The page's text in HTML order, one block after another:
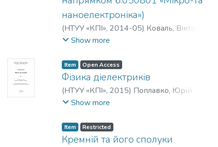
наноелектроніка»)
(НТУУ «КПІ», 2014-05) Коваль, Вікторія
Михайлівна;Королевич, Любомир
Іванович
Show more
Item Open Access
Фізика діелектриків
(НТУУ «КПІ», 2015) Поплавко, Юрій
Михайлович
Show more
Item Restricted
Кремній та його сполуки